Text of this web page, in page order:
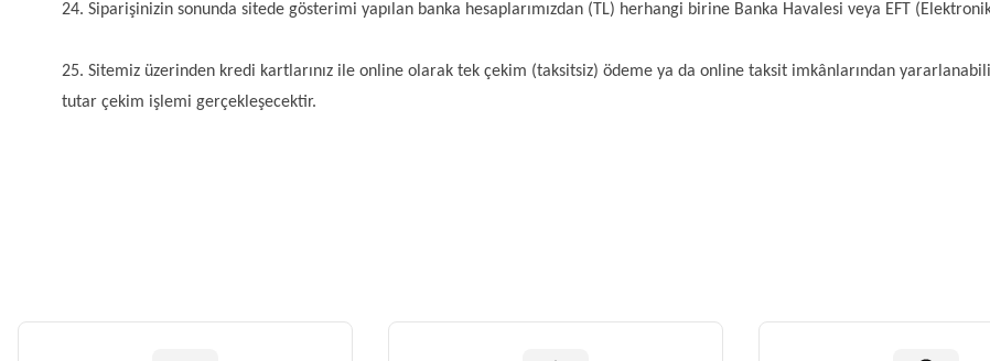
24. Siparişinizin sonunda sitede gösterimi yapılan banka hesaplarımızdan (TL) herhangi birine Banka Havalesi veya EFT
25. Sitemiz üzerinden kredi kartlarınız ile online olarak tek çekim (taksitsiz) ödeme ya da online taksit imkânlarından
tutar çekim işlemi gerçekleşecektir.